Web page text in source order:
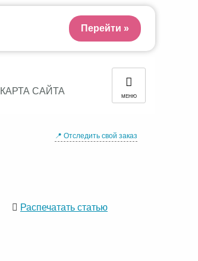
КАРТА САЙТА МЕНЮ
📍 Отследить свой заказ
Распечатать статью
Перейти »